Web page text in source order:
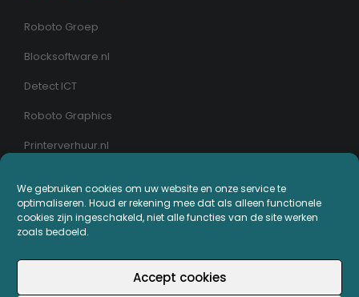
We gebruiken cookies om uw website en onze service te
optimaliseren. Houd er rekening mee dat als alleen functionele
cookies zijn ingeschakeld, niet alle functies van de site werken
zoals bedoeld.
Accept cookies
Roboto Groep
Blocksoftware.nl
Detect ICT
Roboto Graphics
Printerverhuur.nl
MIJN PRINTERPLAZA.NL
Bestellingen
Mijn Printerpunten